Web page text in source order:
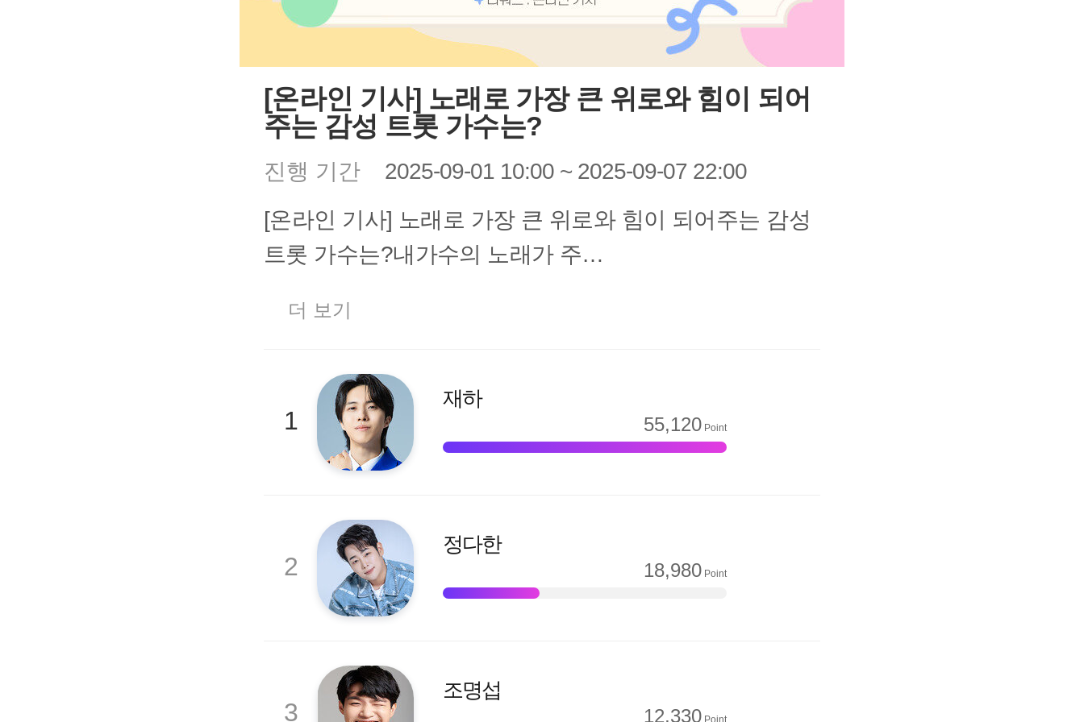
[온라인 기사] 노래로 가장 큰 위로와 힘이 되어
주는 감성 트롯 가수는?
진행 기간
2025-09-01 10:00 ~ 2025-09-07 22:00
[온라인 기사] 노래로 가장 큰 위로와 힘이 되어주는 감성
트롯 가수는?내가수의 노래가 주…
더 보기
1
재하
55,120 Point
2
정다한
18,980 Point
3
조명섭
12,330 Point